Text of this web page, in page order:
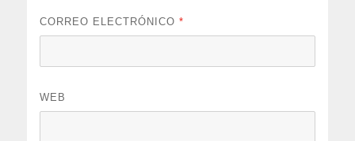
CORREO ELECTRÓNICO*
WEB